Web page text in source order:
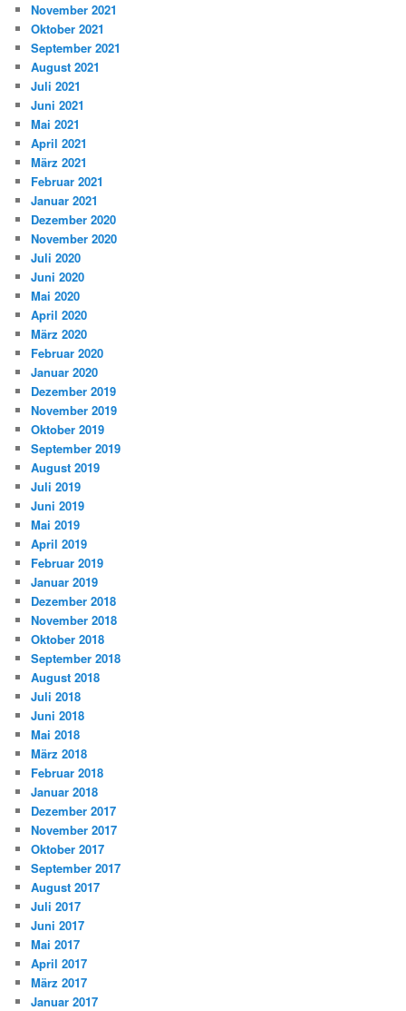
November 2021
Oktober 2021
September 2021
August 2021
Juli 2021
Juni 2021
Mai 2021
April 2021
März 2021
Februar 2021
Januar 2021
Dezember 2020
November 2020
Juli 2020
Juni 2020
Mai 2020
April 2020
März 2020
Februar 2020
Januar 2020
Dezember 2019
November 2019
Oktober 2019
September 2019
August 2019
Juli 2019
Juni 2019
Mai 2019
April 2019
Februar 2019
Januar 2019
Dezember 2018
November 2018
Oktober 2018
September 2018
August 2018
Juli 2018
Juni 2018
Mai 2018
März 2018
Februar 2018
Januar 2018
Dezember 2017
November 2017
Oktober 2017
September 2017
August 2017
Juli 2017
Juni 2017
Mai 2017
April 2017
März 2017
Januar 2017